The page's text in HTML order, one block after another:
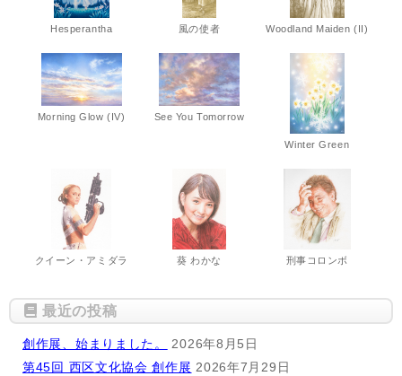
Hesperantha 風の使者 Woodland Maiden (II)
Morning Glow (IV) See You Tomorrow
Winter Green
クイーン・アミダラ 葵 わかな 刑事コロンボ
最近の投稿
創作展、始まりました。
2026年8月5日
第45回 西区文化協会 創作展 2026年7月29日